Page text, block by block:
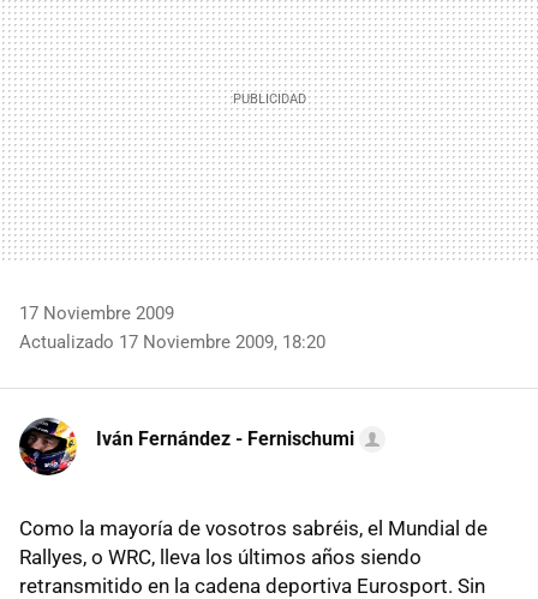
17 Noviembre 2009
Actualizado 17 Noviembre 2009, 18:20
Iván Fernández - Fernischumi
Como la mayoría de vosotros sabréis, el Mundial de
Rallyes, o WRC, lleva los últimos años siendo
retransmitido en la cadena deportiva Eurosport. Sin